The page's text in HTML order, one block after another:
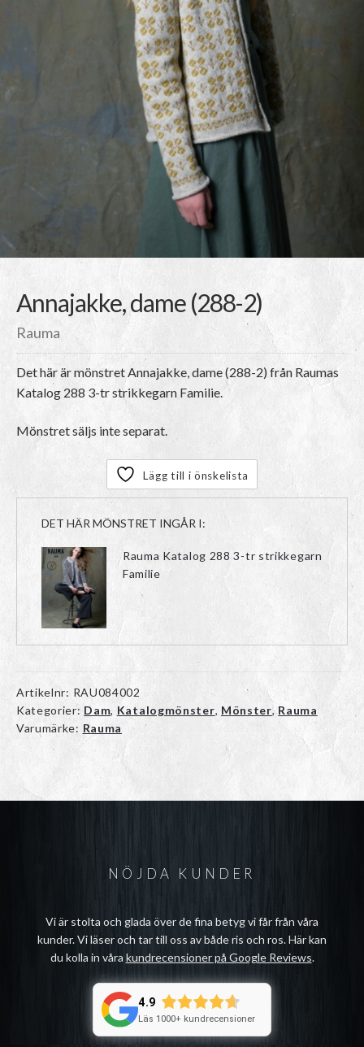
Annajakke, dame (288-2)
Rauma
Det här är mönstret Annajakke, dame (288-2) från Raumas
Katalog 288 3-tr strikkegarn Familie.
Mönstret säljs inte separat.
Lägg till i önskelista
DET HÄR MÖNSTRET INGÅR I:
Rauma Katalog 288 3-tr strikkegarn
Familie
Artikelnr: RAU084002
Kategorier: Dam, Katalogmönster, Mönster, Rauma
Varumärke: Rauma
NÖJDA KUNDER
Vi är stolta och glada över de fina betyg vi får från våra
kunder. Vi läser och tar till oss av både ris och ros. Här kan
du kolla in våra kundrecensioner på Google Reviews.
4.9
Läs 1000+ kundrecensioner